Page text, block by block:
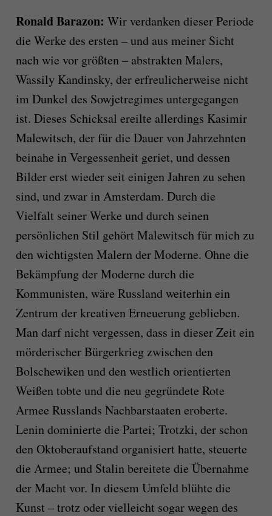
Ronald Barazon: Wir verdanken dieser Periode
die Werke des ersten – und aus meiner Sicht
nach wie vor größten – abstrakten Malers,
Wassily Kandinsky, der erfreulicherweise nicht
im Dunkel des Sowjetregimes untergegangen
ist. Dieses Schicksal ereilte allerdings Kasimir
Malewitsch, der für die Dauer von Jahrzehnten
beinahe in Vergessenheit geriet, und dessen
Bilder erst wieder seit einigen Jahren zu sehen
sind, und zwar in Amsterdam. Durch die
Vielfalt seiner Werke und durch seinen
persönlichen Stil gehört Malewitsch für mich zu
den wichtigsten Malern der Moderne. Ohne die
Bekämpfung der Moderne durch die
Kommunisten, wäre Russland weiterhin ein
Zentrum der kreativen Erneuerung geblieben.
Man darf nicht vergessen, dass in dieser Zeit ein
mörderischer Bürgerkrieg zwischen den
Bolschewiken und den westlich orientierten
Weißen tobte und die neu gegründete Rote
Armee Russlands Nachbarstaaten eroberte.
Lenin dominierte die Partei; Trotzki, der schon
den Oktoberaufstand organisiert hatte, steuerte
die Armee; und Stalin bereitete die Übernahme
der Macht vor. In diesem Umfeld blühte die
Kunst – trotz oder vielleicht sogar wegen des